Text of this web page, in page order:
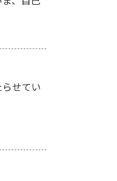
せてい